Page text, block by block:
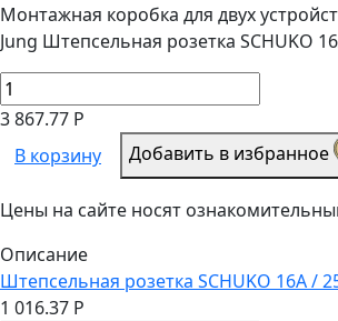
Монтажная коробка для двух
Jung Штепсельная розетка SCHUKO
3 867.77 Р
В корзину
Добавить в избранное
Цены на сайте носят
Описание
Штепсельная розетка SCHUKO 16А /
1 016.37 Р